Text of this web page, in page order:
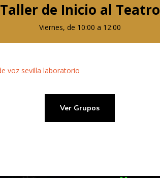
Taller de Inicio al Teatro
Viernes, de 10:00 a 12:00
Ver Grupos